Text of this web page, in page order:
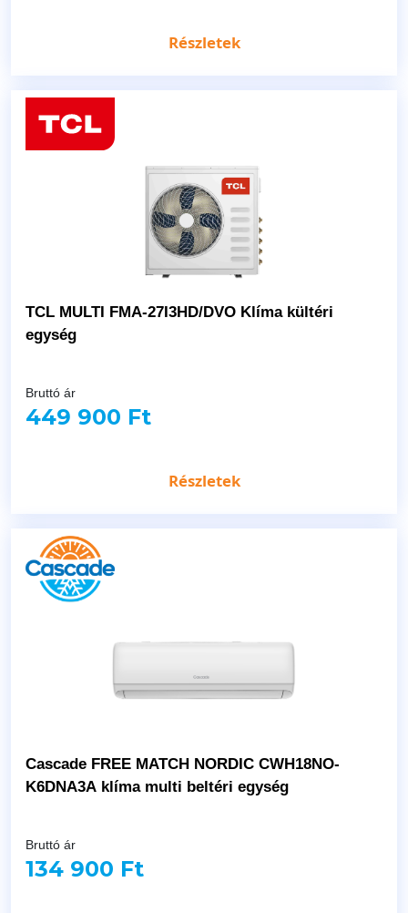
Részletek
TCL MULTI FMA-27I3HD/DVO Klíma kültéri
egység
Bruttó ár
449 900 Ft
Részletek
Cascade FREE MATCH NORDIC CWH18NO-
K6DNA3A klíma multi beltéri egység
Bruttó ár
134 900 Ft